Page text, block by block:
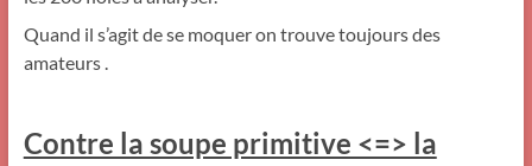
Quand il s’agit de se moquer on trouve toujours des
amateurs .
Contre la soupe primitive <=> la